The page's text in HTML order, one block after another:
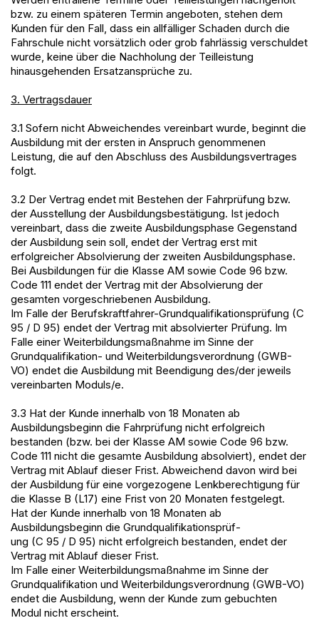
bzw. zu einem späteren Termin angeboten, stehen dem
Kunden für den Fall, dass ein allfälliger Schaden durch die
Fahrschule nicht vorsätzlich oder grob fahrlässig verschuldet
wurde, keine über die Nachholung der Teilleistung
hinausgehenden Ersatzansprüche zu.
3. Vertragsdauer
3.1 Sofern nicht Abweichendes vereinbart wurde, beginnt die
Ausbildung mit der ersten in Anspruch genommenen
Leistung, die auf den Abschluss des Ausbildungsvertrages
folgt.
3.2 Der Vertrag endet mit Bestehen der Fahrprüfung bzw.
der Ausstellung der Ausbildungsbestätigung. Ist jedoch
vereinbart, dass die zweite Ausbildungsphase Gegenstand
der Ausbildung sein soll, endet der Vertrag erst mit
erfolgreicher Absolvierung der zweiten Ausbildungsphase.
Bei Ausbildungen für die Klasse AM sowie Code 96 bzw.
Code 111 endet der Vertrag mit der Absolvierung der
gesamten vorgeschriebenen Ausbildung.
Im Falle der Berufskraftfahrer-Grundqualifikationsprüfung (C
95 / D 95) endet der Vertrag mit absolvierter Prüfung. Im
Falle einer Weiterbildungsmaßnahme im Sinne der
Grundqualifikation- und Weiterbildungsverordnung (GWB-
VO) endet die Ausbildung mit Beendigung des/der jeweils
vereinbarten Moduls/e.
3.3 Hat der Kunde innerhalb von 18 Monaten ab
Ausbildungsbeginn die Fahrprüfung nicht erfolgreich
bestanden (bzw. bei der Klasse AM sowie Code 96 bzw.
Code 111 nicht die gesamte Ausbildung absolviert), endet der
Vertrag mit Ablauf dieser Frist. Abweichend davon wird bei
der Ausbildung für eine vorgezogene Lenkberechtigung für
die Klasse B (L17) eine Frist von 20 Monaten festgelegt.
Hat der Kunde innerhalb von 18 Monaten ab
Ausbildungsbeginn die Grundqualifikationsprüf-
ung (C 95 / D 95) nicht erfolgreich bestanden, endet der
Vertrag mit Ablauf dieser Frist.
Im Falle einer Weiterbildungsmaßnahme im Sinne der
Grundqualifikation und Weiterbildungsverordnung (GWB-VO)
endet die Ausbildung, wenn der Kunde zum gebuchten
Modul nicht erscheint.